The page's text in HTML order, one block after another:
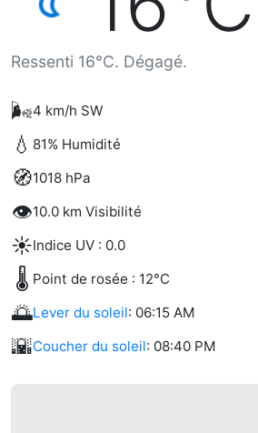
Ressenti 16°C. Dégagé.
🌬️4 km/h SW
💧 81% Humidité
🧭1018 hPa
👁️10.0 km Visibilité
☀️Indice UV : 0.0
🌡️ Point de rosée : 12°C
🌅Lever du soleil: 06:15 AM
🌇Coucher du soleil: 08:40 PM